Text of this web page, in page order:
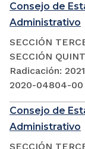
Consejo de
Administrativo
SECCIÓN
SECCIÓN
Radicación:
2020-04804-00
Consejo de
Administrativo
SECCIÓN